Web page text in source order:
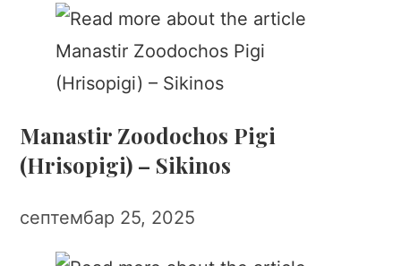
Manastir Zoodochos Pigi
(Hrisopigi) – Sikinos
септембар 25, 2025